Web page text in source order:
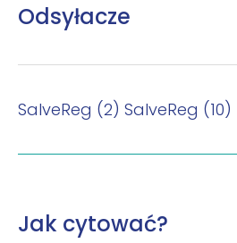
Odsyłacze
SalveReg (2) SalveReg (10)
Jak cytować?